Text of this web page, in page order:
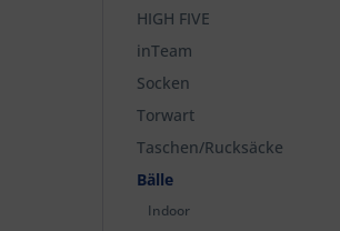
HIGH FIVE
inTeam
Socken
Torwart
Taschen/Rucksäcke
Bälle
Indoor